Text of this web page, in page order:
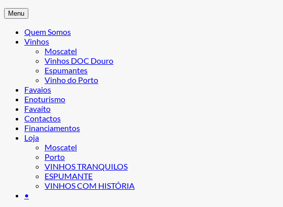
Menu
Quem Somos
Vinhos
Moscatel
Vinhos DOC Douro
Espumantes
Vinho do Porto
Favaios
Enoturismo
Favaíto
Contactos
Financiamentos
Loja
Moscatel
Porto
VINHOS TRANQUILOS
ESPUMANTE
VINHOS COM HISTÓRIA
•